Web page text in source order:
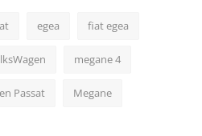
egea fiat egea
megane 4
Passat Megane